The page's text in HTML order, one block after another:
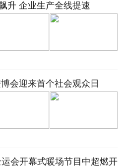
升 企业生产全线提速
会迎来首个社会观众日
会开幕式暖场节目中超燃开